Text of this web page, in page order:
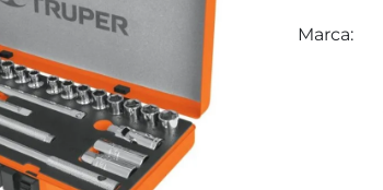
Marca: